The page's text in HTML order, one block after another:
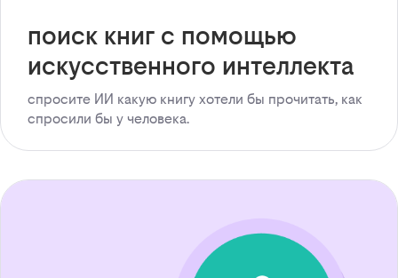
поиск книг с помощью
искусственного интеллекта
спросите ИИ какую книгу хотели бы прочитать, как
спросили бы у человека.